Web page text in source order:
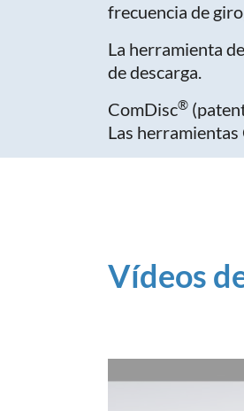
frecuencia de
La herramienta
de descarga.
ComDisc®
Las
Vídeos